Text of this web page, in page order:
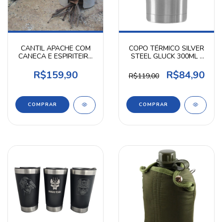
CANTIL APACHE COM
CANECA E ESPIRITEIRA
R$159,90
COPO TÉRMICO SILVER
STEEL GLUCK 300ML -
R$119,00
R$84,90